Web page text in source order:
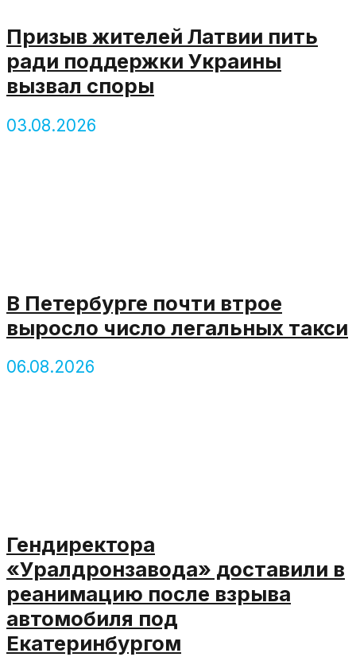
Призыв жителей Латвии пить
ради поддержки Украины
вызвал споры
03.08.2026
В Петербурге почти втрое
выросло число легальных такси
06.08.2026
Гендиректора
«Уралдронзавода» доставили в
реанимацию после взрыва
автомобиля под
Екатеринбургом